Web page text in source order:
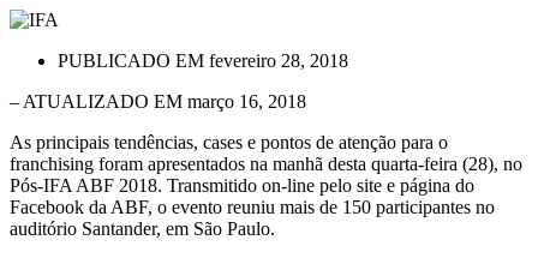
PUBLICADO EM fevereiro 28, 2018
– ATUALIZADO EM março 16, 2018
As principais tendências, cases e pontos de atenção para o
franchising foram apresentados na manhã desta quarta-feira (28), no
Pós-IFA ABF 2018. Transmitido on-line pelo site e página do
Facebook da ABF, o evento reuniu mais de 150 participantes no
auditório Santander, em São Paulo.